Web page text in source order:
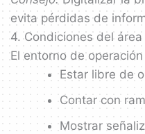
evita pérdidas de
4. Condiciones del
El entorno de
Estar libre de
Contar con
Mostrar